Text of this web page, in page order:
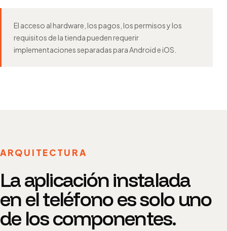
El acceso al hardware, los pagos, los permisos y los
requisitos de la tienda pueden requerir
implementaciones separadas para Android e iOS.
ARQUITECTURA
La aplicación instalada
en el teléfono es solo uno
de los componentes.